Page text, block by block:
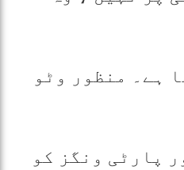
ہے۔ منظور وٹو
پارٹی ونگز کو